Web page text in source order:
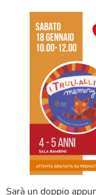
Sarà un doppio